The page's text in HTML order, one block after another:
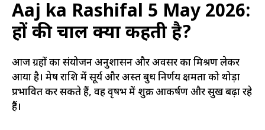
Aaj ka Rashifal 5 May 2026:
ग्रहों की चाल क्या कहती है?
आज ग्रहों का संयोजन अनुशासन और अवसर का मिश्रण लेकर
आया है। मेष राशि में सूर्य और अस्त बुध निर्णय क्षमता को थोड़ा
प्रभावित कर सकते हैं, वहीं वृषभ में शुक्र आकर्षण और सुख बढ़ा रहे
हैं।